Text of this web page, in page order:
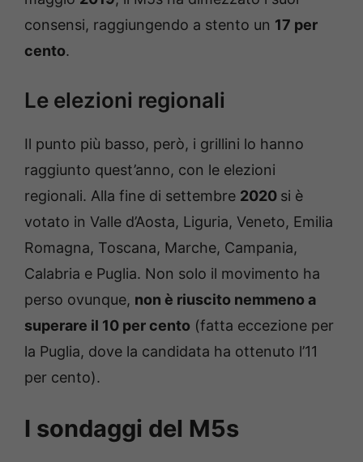
consensi, raggiungendo a stento un 17 per
cento.
Le elezioni regionali
Il punto più basso, però, i grillini lo hanno
raggiunto quest’anno, con le elezioni
regionali. Alla fine di settembre 2020 si è
votato in Valle d’Aosta, Liguria, Veneto, Emilia
Romagna, Toscana, Marche, Campania,
Calabria e Puglia. Non solo il movimento ha
perso ovunque, non è riuscito nemmeno a
superare il 10 per cento (fatta eccezione per
la Puglia, dove la candidata ha ottenuto l’11
per cento).
I sondaggi del M5s